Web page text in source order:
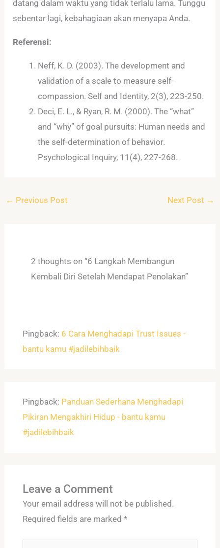
datang dalam waktu yang tidak terlalu lama. Tunggu
sebentar lagi, kebahagiaan akan menyapa Anda.
Referensi:
Neff, K. D. (2003). The development and
validation of a scale to measure self-
compassion. Self and Identity, 2(3), 223-250.
Deci, E. L., & Ryan, R. M. (2000). The “what”
and “why” of goal pursuits: Human needs and
the self-determination of behavior.
Psychological Inquiry, 11(4), 227-268.
← Previous Post Next Post →
2 thoughts on “6 Langkah Membangun
Kembali Diri Setelah Mendapat Penolakan”
Pingback: 6 Cara Menghadapi Trust Issues -
bantu kamu #jadilebihbaik
Pingback: Panduan Sederhana Menghadapi
Pikiran Mengakhiri Hidup - bantu kamu
#jadilebihbaik
Leave a Comment
Your email address will not be published.
Required fields are marked *